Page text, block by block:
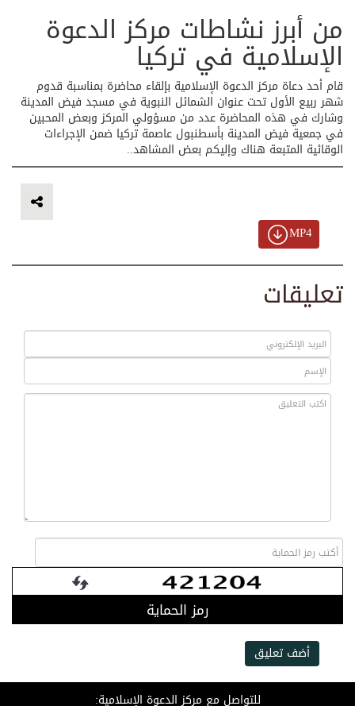
من أبرز نشاطات مركز الدعوة
الإسلامية في تركيا
قام أحد دعاة مركز الدعوة الإسلامية بإلقاء محاضرة بمناسبة قدوم
شهر ربيع الأول تحت عنوان الشمائل النبوية في مسجد فيض المدينة
وشارك في هذه المحاضرة عدد من مسؤولي المركز وبعض المحبين
في جمعية فيض المدينة بأسطنبول عاصمة تركيا ضمن الإجراءات
الوقائية المتبعة هناك وإليكم بعض المشاهد..
MP4
تعليقات
رمز الحماية
أضف تعليق
للتواصل مع مركز الدعوة الإسلامية: